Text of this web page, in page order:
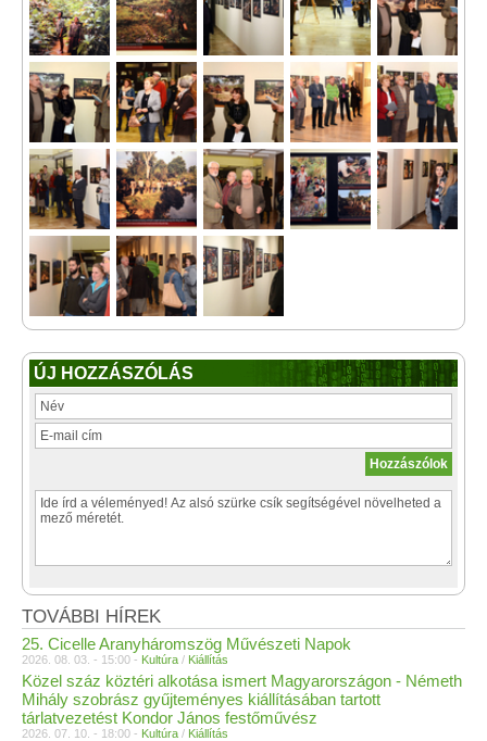
ÚJ HOZZÁSZÓLÁS
TOVÁBBI HÍREK
25. Cicelle Aranyháromszög Művészeti Napok
2026. 08. 03. - 15:00 - Kultúra / Kiállítás
Közel száz köztéri alkotása ismert Magyarországon - Németh
Mihály szobrász gyűjteményes kiállításában tartott
tárlatvezetést Kondor János festőművész
2026. 07. 10. - 18:00 - Kultúra / Kiállítás